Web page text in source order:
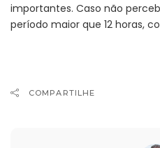
importantes. Caso não
período maior que 12 horas,
COMPARTILHE